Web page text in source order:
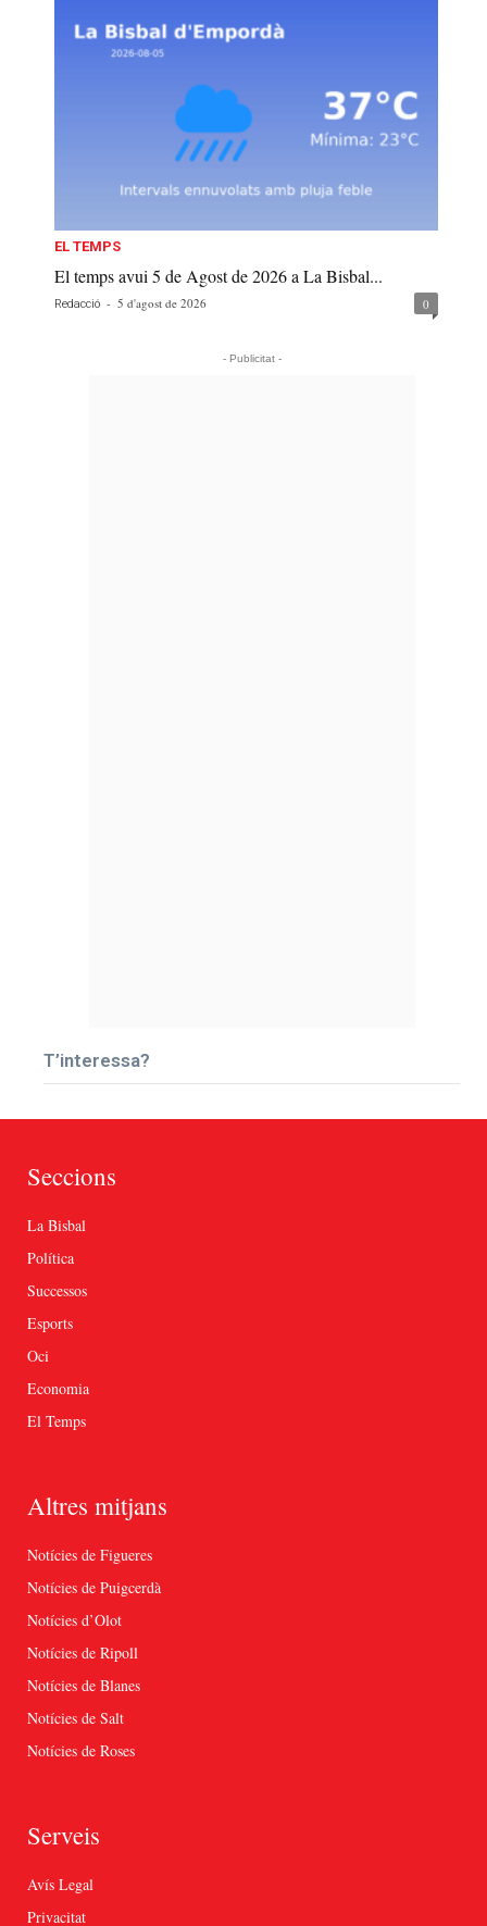
EL TEMPS
El temps avui 5 de Agost de 2026 a La Bisbal...
Redacció - 5 d'agost de 2026 0
- Publicitat -
T’interessa?
Seccions
La Bisbal
Política
Successos
Esports
Oci
Economia
El Temps
Altres mitjans
Notícies de Figueres
Notícies de Puigcerdà
Notícies d’Olot
Notícies de Ripoll
Notícies de Blanes
Notícies de Salt
Notícies de Roses
Serveis
Avís Legal
Privacitat